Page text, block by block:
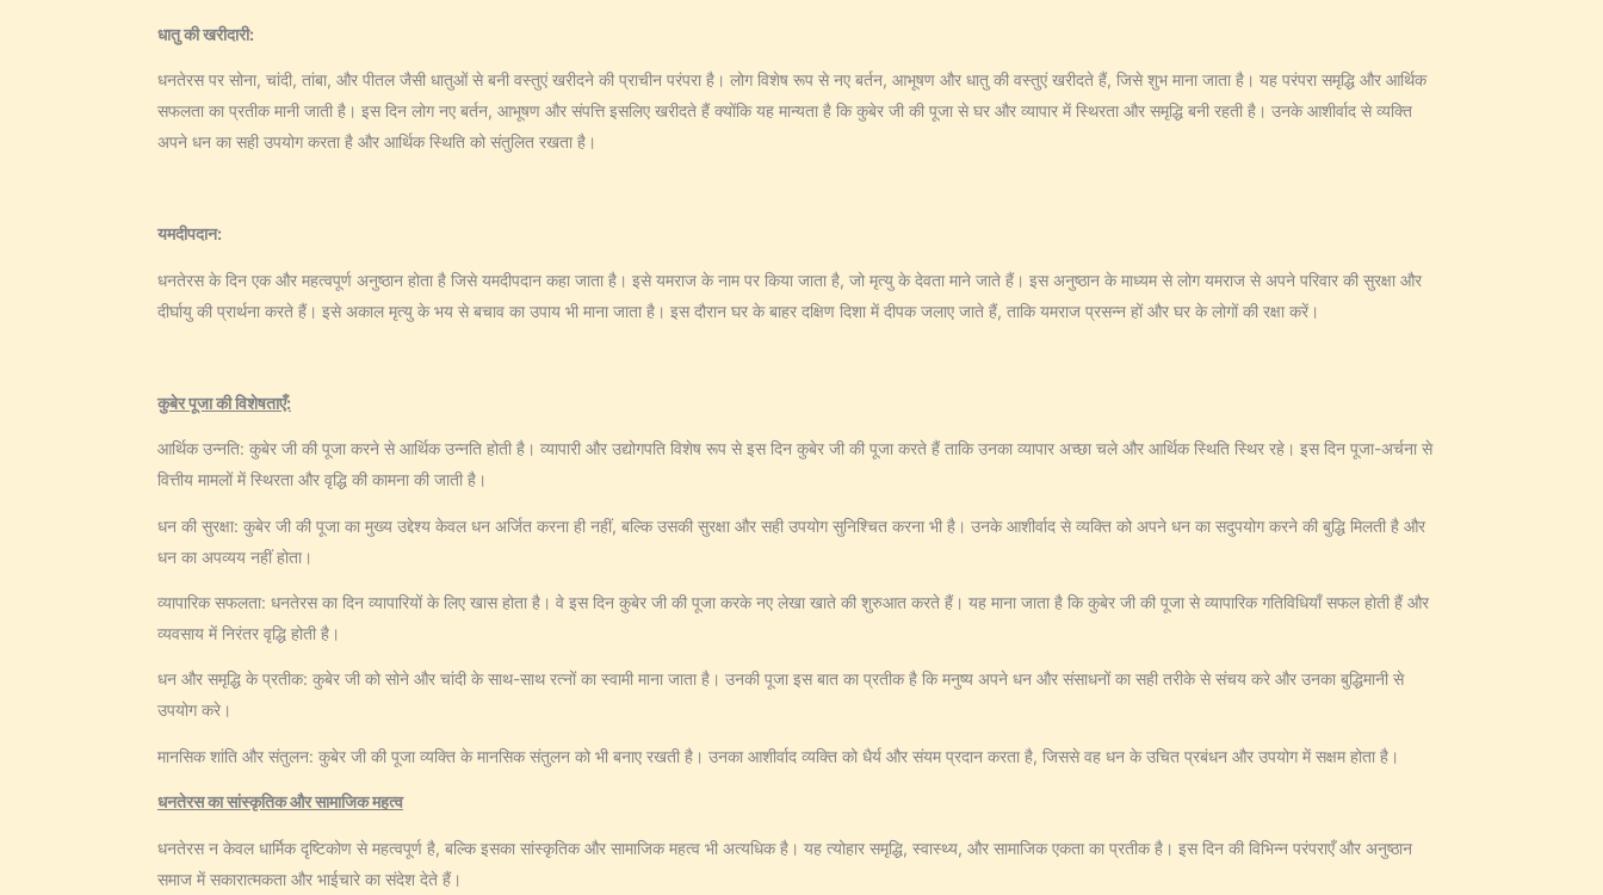
धातु की खरीदारी:
धनतेरस पर सोना, चांदी, तांबा, और पीतल जैसी धातुओं से बनी वस्तुएं खरीदने की प्राचीन परंपरा है। लोग विशेष रूप से नए बर्तन, आभूषण और धातु की वस्तुएं खरीदते हैं, जिसे शुभ माना जाता है। यह परंपरा समृद्धि और आर्थिक
सफलता का प्रतीक मानी जाती है। इस दिन लोग नए बर्तन, आभूषण और संपत्ति इसलिए खरीदते हैं क्‍योंकि यह मान्यता है कि कुबेर जी की पूजा से घर और व्यापार में स्थिरता और समृद्धि बनी रहती है। उनके आशीर्वाद से व्यक्ति
अपने धन का सही उपयोग करता है और आर्थिक स्थिति को संतुलित रखता है।
यमदीपदान:
धनतेरस के दिन एक और महत्वपूर्ण अनुष्ठान होता है जिसे यमदीपदान कहा जाता है। इसे यमराज के नाम पर किया जाता है, जो मृत्यु के देवता माने जाते हैं। इस अनुष्ठान के माध्यम से लोग यमराज से अपने परिवार की सुरक्षा और
दीर्घायु की प्रार्थना करते हैं। इसे अकाल मृत्यु के भय से बचाव का उपाय भी माना जाता है। इस दौरान घर के बाहर दक्षिण दिशा में दीपक जलाए जाते हैं, ताकि यमराज प्रसन्न हों और घर के लोगों की रक्षा करें।
कुबेर पूजा की विशेषताएँ:
आर्थिक उन्नति: कुबेर जी की पूजा करने से आर्थिक उन्नति होती है। व्यापारी और उद्योगपति विशेष रूप से इस दिन कुबेर जी की पूजा करते हैं ताकि उनका व्यापार अच्छा चले और आर्थिक स्थिति स्थिर रहे। इस दिन पूजा-अर्चना से
वित्तीय मामलों में स्थिरता और वृद्धि की कामना की जाती है।
धन की सुरक्षा: कुबेर जी की पूजा का मुख्य उद्देश्य केवल धन अर्जित करना ही नहीं, बल्कि उसकी सुरक्षा और सही उपयोग सुनिश्चित करना भी है। उनके आशीर्वाद से व्यक्ति को अपने धन का सदुपयोग करने की बुद्धि मिलती है और
धन का अपव्यय नहीं होता।
व्यापारिक सफलता: धनतेरस का दिन व्यापारियों के लिए खास होता है। वे इस दिन कुबेर जी की पूजा करके नए लेखा खाते की शुरुआत करते हैं। यह माना जाता है कि कुबेर जी की पूजा से व्यापारिक गतिविधियाँ सफल होती हैं और
व्यवसाय में निरंतर वृद्धि होती है।
धन और समृद्धि के प्रतीक: कुबेर जी को सोने और चांदी के साथ-साथ रत्नों का स्वामी माना जाता है। उनकी पूजा इस बात का प्रतीक है कि मनुष्य अपने धन और संसाधनों का सही तरीके से संचय करे और उनका बुद्धिमानी से
उपयोग करे।
मानसिक शांति और संतुलन: कुबेर जी की पूजा व्यक्ति के मानसिक संतुलन को भी बनाए रखती है। उनका आशीर्वाद व्यक्ति को धैर्य और संयम प्रदान करता है, जिससे वह धन के उचित प्रबंधन और उपयोग में सक्षम होता है।
धनतेरस का सांस्कृतिक और सामाजिक महत्व
धनतेरस न केवल धार्मिक दृष्टिकोण से महत्वपूर्ण है, बल्कि इसका सांस्कृतिक और सामाजिक महत्व भी अत्यधिक है। यह त्योहार समृद्धि, स्वास्थ्य, और सामाजिक एकता का प्रतीक है। इस दिन की विभिन्न परंपराएँ और अनुष्ठान
समाज में सकारात्मकता और भाईचारे का संदेश देते हैं।